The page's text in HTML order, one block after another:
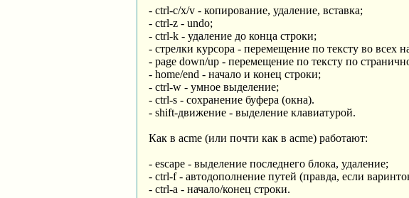
- ctrl-c/x/v - копирование, удаление, вставка;
- ctrl-z - undo;
- ctrl-k - удаление до конца строки;
- стрелки курсора - перемещение по тексту во всех
- page down/up - перемещение по тексту по
- home/end - начало и конец строки;
- ctrl-w - умное выделение;
- ctrl-s - сохранение буфера (окна).
- shift-движение - выделение клавиатурой.
Как в acme (или почти как в acme) работают:
- escape - выделение последнего блока, удаление;
- ctrl-f - автодополнение путей (правда, если
- ctrl-a - начало/конец строки.